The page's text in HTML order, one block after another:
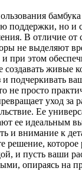
поддержки, но и
В отличие от
не выделяют
и при этом
живые
и подчеркивать
не просто
уход за
Ее
ее идеальным
и внимание к
решение, которое
и пусть ваши
опираясь на